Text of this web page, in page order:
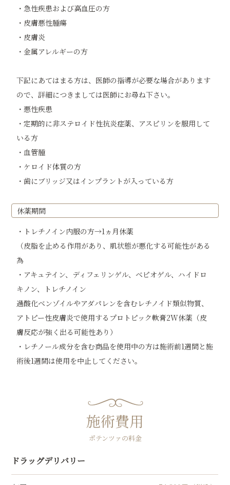
・急性疾患および高血圧の方
・皮膚悪性腫瘍
・皮膚炎
・金属アレルギーの方
下記にあてはまる方は、医師の指導が必要な場合があります
ので、詳細につきましては医師にお尋ね下さい。
・悪性疾患
・定期的に非ステロイド性抗炎症薬、アスピリンを服用して
いる方
・血管腫
・ケロイド体質の方
・歯にブリッジ又はインプラントが入っている方
休薬期間
・トレチノイン内服の方→1ヵ月休薬
（皮脂を止める作用があり、肌状態が悪化する可能性がある
為
・アキュテイン、ディフェリンゲル、ベピオゲル、ハイドロ
キノン、トレチノイン
過酸化ベンゾイルやアダパレンを含むレチノイド類似物質、
アトピー性皮膚炎で使用するプロトピック軟膏2W休薬（皮
膚反応が強く出る可能性あり）
・レチノール成分を含む商品を使用中の方は施術前1週間と施
術後1週間は使用を中止してください。
施術費用
ポテンツァの料金
ドラッグデリバリー